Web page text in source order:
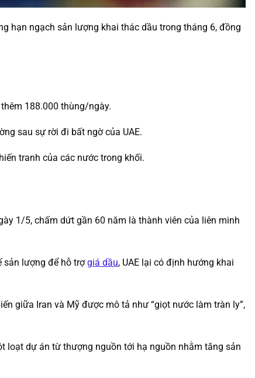
hạn ngạch sản lượng khai thác dầu trong tháng 6, đồng
188.000 thùng/ngày.
sau sự rời đi bất ngờ của UAE.
tranh của các nước trong khối.
1/5, chấm dứt gần 60 năm là thành viên của liên minh
sản lượng để hỗ trợgiá dầu, UAE lại có định hướng khai
giữa Iran và Mỹ được mô tả như “giọt nước làm tràn ly”,
loạt dự án từ thượng nguồn tới hạ nguồn nhằm tăng sản